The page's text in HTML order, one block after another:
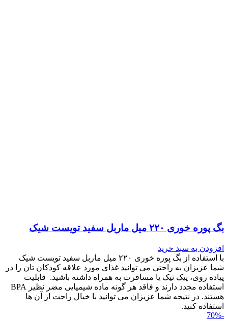
بگ پوره خوری ۲۲۰ میل ماربل سفید تویست شیک
افزودن به سبد خرید
با استفاده از بگ پوره خوری ۲۲۰ میل ماربل سفید تویست شیک
شما عزیزان به راحتی می توانید غذای مورد علاقه کودکان تان را در
پیاده روی، پیک نیک یا مسافرت به همراه داشته باشید. قابلیت
استفاده مجدد دارند و فاقد هر گونه ماده شیمیایی مضر نظیر BPA
هستند. در نتیجه شما عزیزان می توانید با خیال راحت از آن ها
استفاده کنید.
-70%